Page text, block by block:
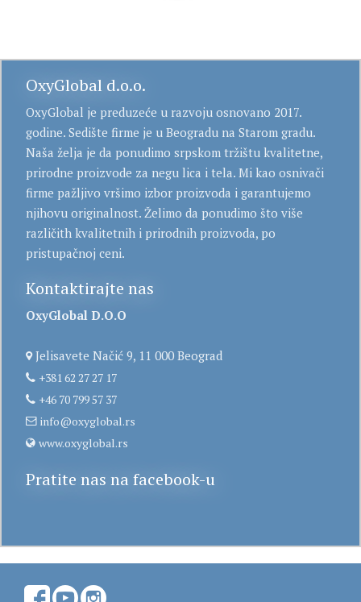
OxyGlobal d.o.o.
OxyGlobal je preduzeće u razvoju osnovano 2017.
godine. Sedište firme je u Beogradu na Starom gradu.
Naša želja je da ponudimo srpskom tržištu kvalitetne,
prirodne proizvode za negu lica i tela. Mi kao osnivači
firme pažljivo vršimo izbor proizvoda i garantujemo
njihovu originalnost. Želimo da ponudimo što više
različith kvalitetnih i prirodnih proizvoda, po
pristupačnoj ceni.
Kontaktirajte nas
OxyGlobal D.O.O
Jelisavete Načić 9, 11 000 Beograd
+381 62 27 27 17
+46 70 799 57 37
info@oxyglobal.rs
www.oxyglobal.rs
Pratite nas na facebook-u